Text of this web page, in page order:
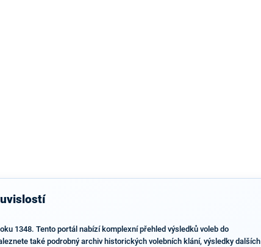
1348. Tento portál nabízí komplexní přehled výsledků voleb do
také podrobný archiv historických volebních klání, výsledky dalších